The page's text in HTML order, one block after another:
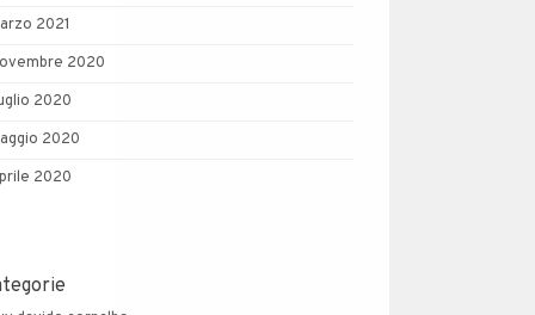
2021
2020
2020
2020
2020